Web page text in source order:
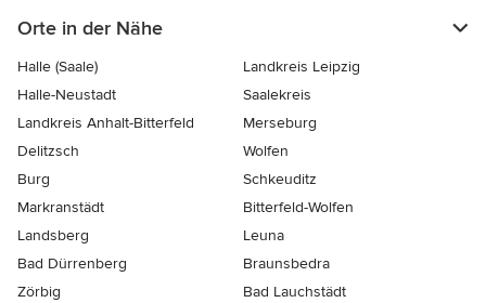
Orte in der Nähe
Halle (Saale)
Landkreis Leipzig
Halle-Neustadt
Saalekreis
Landkreis Anhalt-Bitterfeld
Merseburg
Delitzsch
Wolfen
Burg
Schkeuditz
Markranstädt
Bitterfeld-Wolfen
Landsberg
Leuna
Bad Dürrenberg
Braunsbedra
Zörbig
Bad Lauchstädt